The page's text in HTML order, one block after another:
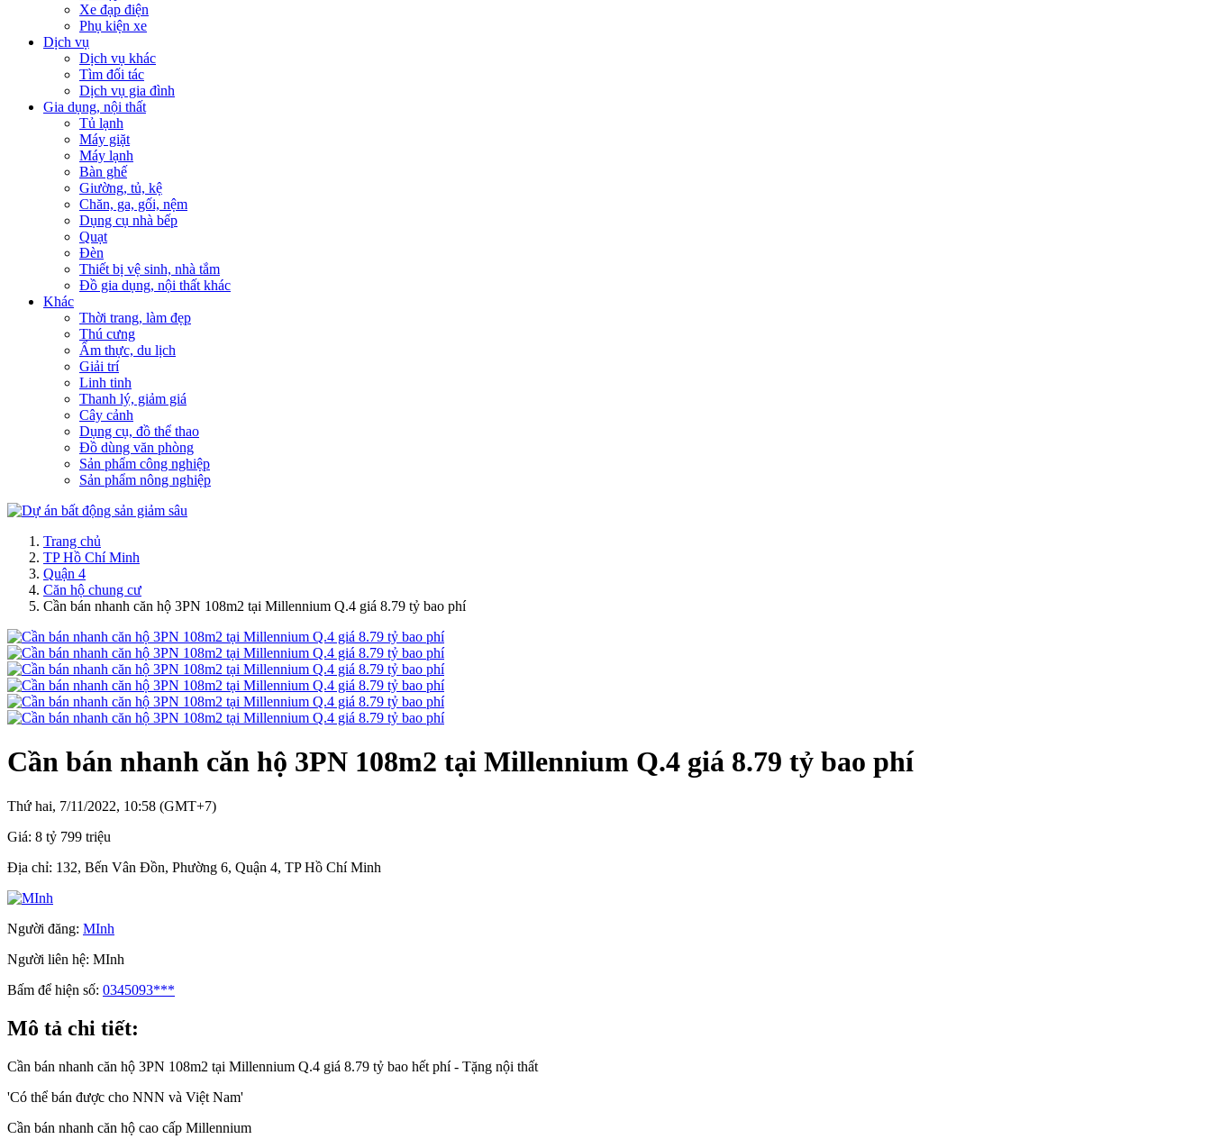
Xe đạp điện
Phụ kiện xe
Dịch vụ
Dịch vụ khác
Tìm đối tác
Dịch vụ gia đình
Gia dụng, nội thất
Tủ lạnh
Máy giặt
Máy lạnh
Bàn ghế
Giường, tủ, kệ
Chăn, ga, gối, nệm
Dụng cụ nhà bếp
Quạt
Đèn
Thiết bị vệ sinh, nhà tắm
Đồ gia dụng, nội thất khác
Khác
Thời trang, làm đẹp
Thú cưng
Ẩm thực, du lịch
Giải trí
Linh tinh
Thanh lý, giảm giá
Cây cảnh
Dụng cụ, đồ thể thao
Đồ dùng văn phòng
Sản phẩm công nghiệp
Sản phẩm nông nghiệp
Trang chủ
TP Hồ Chí Minh
Quận 4
Căn hộ chung cư
Cần bán nhanh căn hộ 3PN 108m2 tại Millennium Q.4 giá 8.79 tỷ bao phí
Cần bán nhanh căn hộ 3PN 108m2 tại Millennium Q.4 giá 8.79 tỷ bao phí
Thứ hai, 7/11/2022, 10:58 (GMT+7)
Giá: 8 tỷ 799 triệu
Địa chỉ: 132, Bến Vân Đồn, Phường 6, Quận 4, TP Hồ Chí Minh
Người đăng: MInh
Người liên hệ: MInh
Bấm để hiện số: 0345093***
Mô tả chi tiết:
Cần bán nhanh căn hộ 3PN 108m2 tại Millennium Q.4 giá 8.79 tỷ bao hết phí - Tặng nội thất
'Có thể bán được cho NNN và Việt Nam'
Cần bán nhanh căn hộ cao cấp Millennium